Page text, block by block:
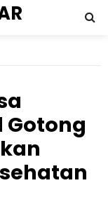
Gotong